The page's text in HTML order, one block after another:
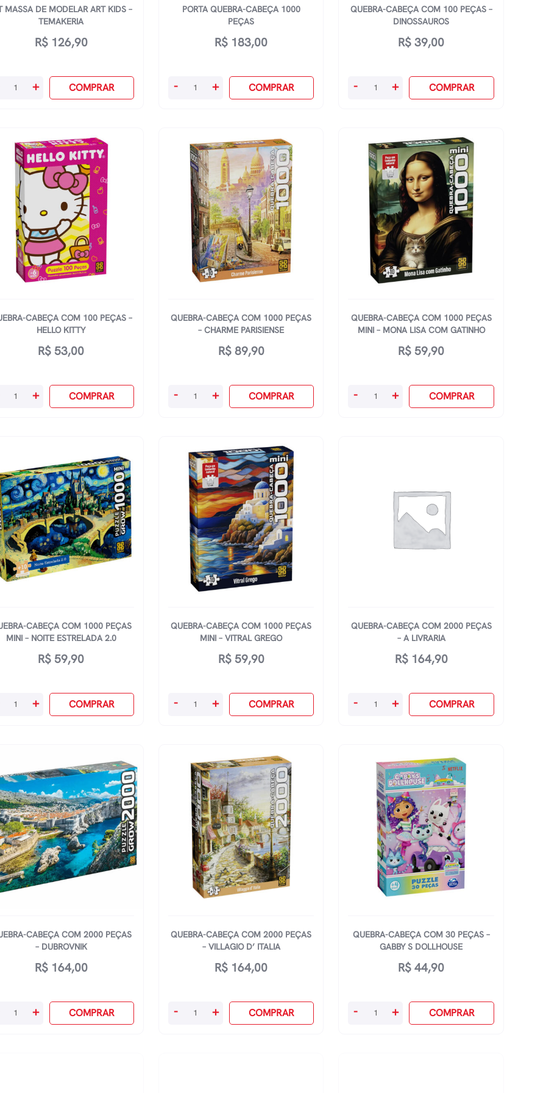
MASSA DE MODELAR ART KIDS –
TEMAKERIA
R$126,90
+ COMPRAR
PORTA QUEBRA-CABEÇA 1000
PEÇAS
R$ 183,00
Porta
Peças
quantidade
- + COMPRAR
QUEBRA-CABEÇA COM 100 PEÇAS –
DINOSSAUROS
R$ 39,00
Quebra-
Peças
Dinossauros
quantidade
- + COMPRAR
CABEÇA COM 100 PEÇAS –
HELLO KITTY
R$ 53,00
+ COMPRAR
QUEBRA-CABEÇA COM 1000 PEÇAS
– CHARME PARISIENSE
R$89,90
Quebra-
Peças
Charme
Parisiense
quantidade
- + COMPRAR
QUEBRA-CABEÇA COM 1000 PEÇAS
MINI – MONA LISA COM GATINHO
R$ 59,90
Quebra-
- + COMPRAR
CABEÇA COM 1000 PEÇAS
MINI – NOITE ESTRELADA 2.0
R$ 59,90
+ COMPRAR
QUEBRA-CABEÇA COM 1000 PEÇAS
MINI – VITRAL GREGO
R$59,90
Quebra-
Peças
Vitral
Grego
quantidade
- + COMPRAR
QUEBRA-CABEÇA COM 2000 PEÇAS
– A LIVRARIA
R$164,90
Quebra-
Livraria
quantidade
- + COMPRAR
CABEÇA COM 2000 PEÇAS
– DUBROVNIK
R$164,00
+ COMPRAR
QUEBRA-CABEÇA COM 2000 PEÇAS
– VILLAGIO D’ ITALIA
R$ 164,00
Quebra-
- + COMPRAR
QUEBRA-CABEÇA COM 30 PEÇAS –
GABBY S DOLLHOUSE
R$ 44,90
Quebra-
- + COMPRAR